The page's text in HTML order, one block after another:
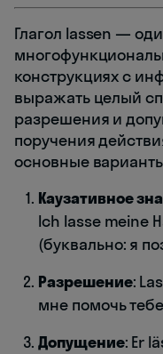
Глагол lassen —
конструкциях с
выражать целый
разрешения и
поручения
основные
Каузативное
Ich lasse meine
(буквально: я
Разрешение:
мне помочь
Допущение: Er